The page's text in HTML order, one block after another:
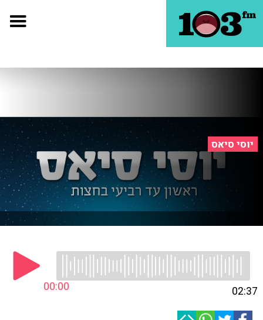
יוסי סיאס
00:00 02:37